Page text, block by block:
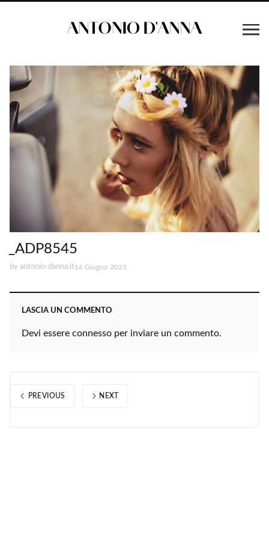
_ADP8545
by antonio-danna.it16 Giugno 2023
LASCIA UN COMMENTO
Devi essere connesso per inviare un commento.
PREVIOUS NEXT